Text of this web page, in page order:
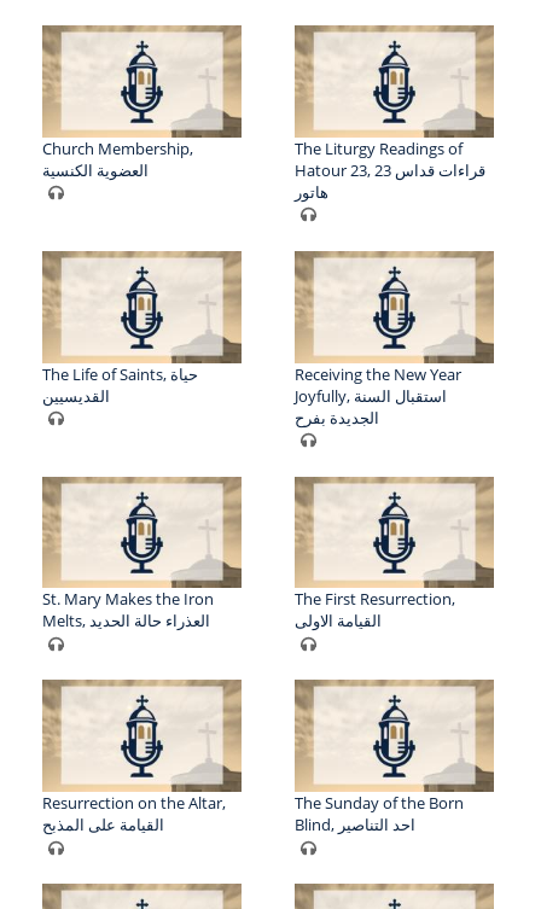
Church Membership,
العضوية الكنسية
The Liturgy Readings of
Hatour 23, قراءات قداس 23
هاتور
The Life of Saints, حياة
القديسيين
Receiving the New Year
Joyfully, استقبال السنة
الجديدة بفرح
St. Mary Makes the Iron
Melts, العذراء حالة الحديد
The First Resurrection,
القيامة الاولى
Resurrection on the Altar,
القيامة على المذبح
The Sunday of the Born
Blind, احد التناصير